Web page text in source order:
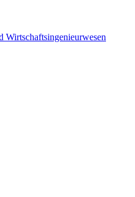
Wirtschaftsingenieurwesen